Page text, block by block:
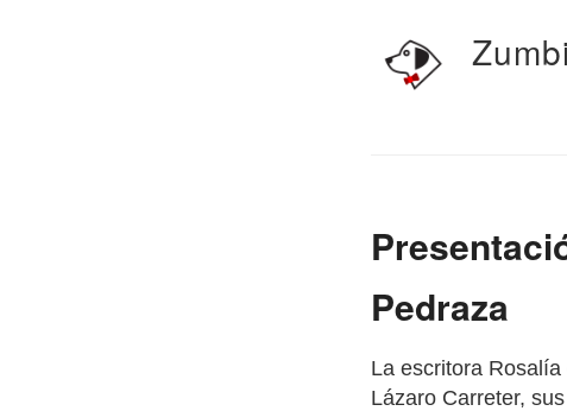
Pedraza
La escritora
Lázaro Carreter,